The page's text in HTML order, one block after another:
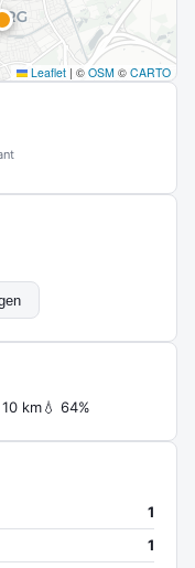
Leaflet | © OSM © CARTO
km💧 64%
1
1